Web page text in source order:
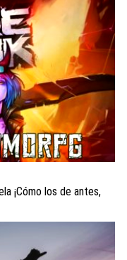
¡Cómo los de antes,